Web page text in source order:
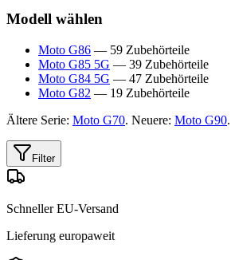
Modell wählen
Moto G86 — 59 Zubehörteile
Moto G85 5G — 39 Zubehörteile
Moto G84 5G — 47 Zubehörteile
Moto G82 — 19 Zubehörteile
Ältere Serie: Moto G70. Neuere: Moto G90.
Filter
Schneller EU-Versand
Lieferung europaweit